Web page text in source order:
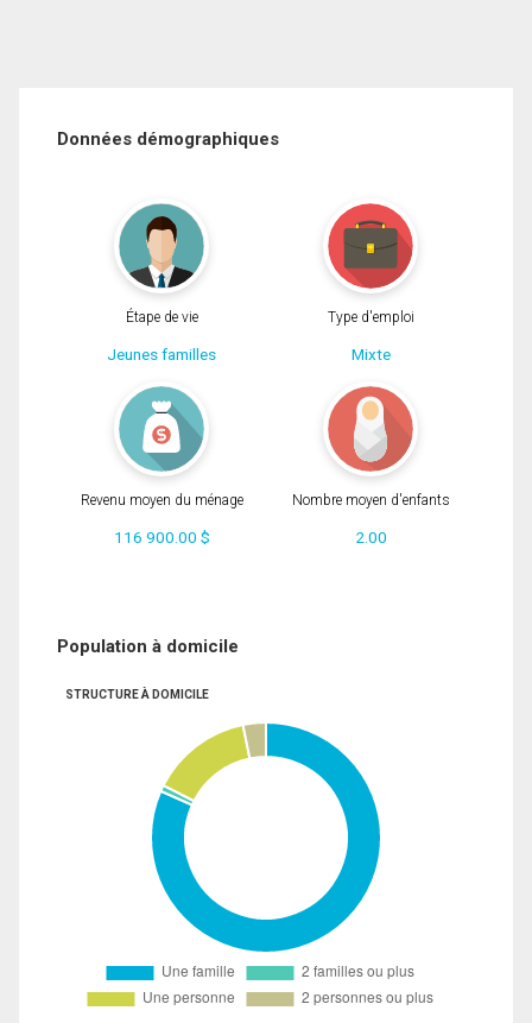
Données démographiques
Étape de vie
Jeunes familles
Type d'emploi
Mixte
Revenu moyen du ménage
116 900.00 $
Nombre moyen d'enfants
2.00
Population à domicile
STRUCTURE À DOMICILE